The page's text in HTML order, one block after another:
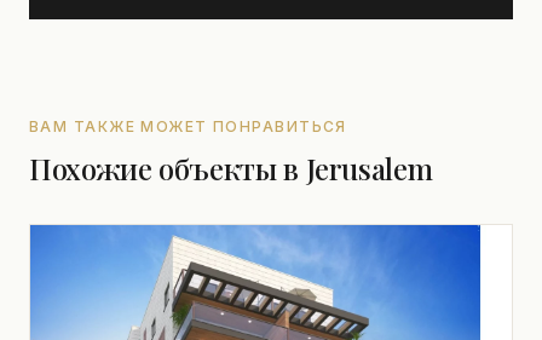
ВАМ ТАКЖЕ МОЖЕТ ПОНРАВИТЬСЯ
Похожие объекты в Jerusalem